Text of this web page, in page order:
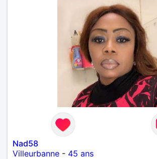
Nad58
Villeurbanne - 45 ans